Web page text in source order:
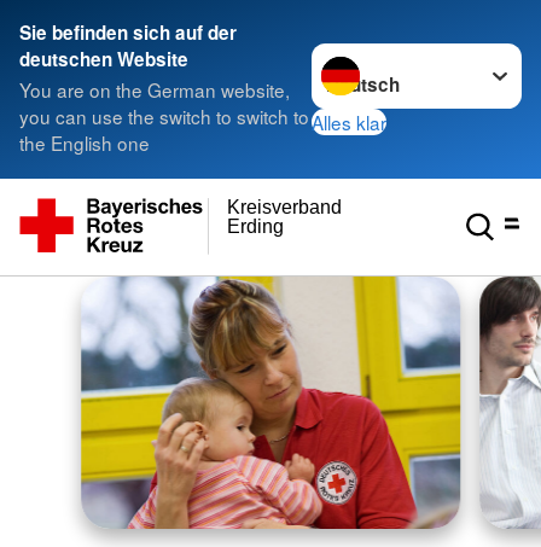
Sie befinden sich auf der
deutschen Website
You are on the German website,
you can use the switch to switch to
the English one
Sprache wechseln zu
Alles klar
Erding
Kreisverband